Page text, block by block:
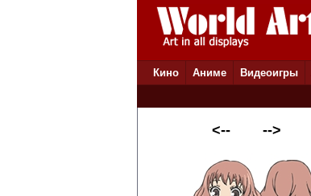
Кино Аниме Видеоигры
<-- -->